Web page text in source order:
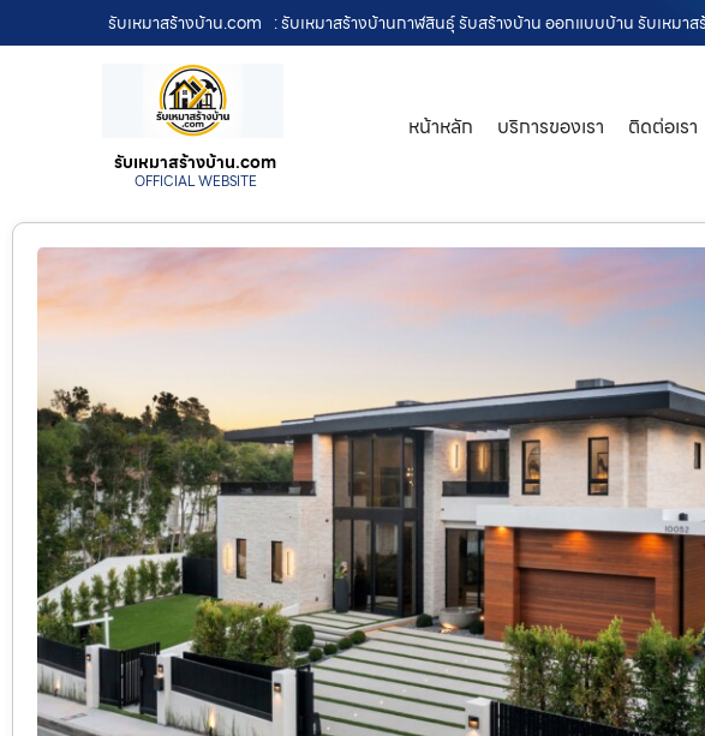
รับเหมาสร้างบ้าน.com : รับเหมาสร้างบ้านกาฬสินธุ์ รับสร้างบ้าน ออกแบบบ้าน รับเหมา
รับเหมาสร้างบ้าน.com
OFFICIAL WEBSITE
หน้าหลัก บริการของเรา ติดต่อเรา